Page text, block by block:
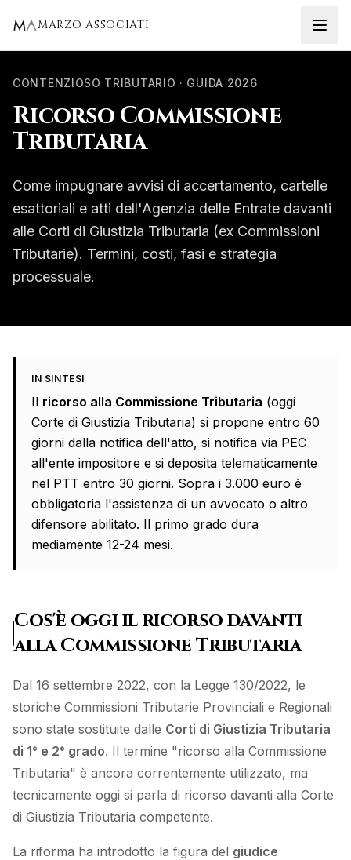
MARZO ASSOCIATI
Home Ricorso Commissione Tributaria
CONTENZIOSO TRIBUTARIO · GUIDA 2026
Ricorso Commissione
Tributaria
Come impugnare avvisi di accertamento, cartelle
esattoriali e atti dell'Agenzia delle Entrate davanti
alle Corti di Giustizia Tributaria (ex Commissioni
Tributarie). Termini, costi, fasi e strategia
processuale.
IN SINTESI
Il ricorso alla Commissione Tributaria (oggi
Corte di Giustizia Tributaria) si propone entro 60
giorni dalla notifica dell'atto, si notifica via PEC
all'ente impositore e si deposita telematicamente
nel PTT entro 30 giorni. Sopra i 3.000 euro è
obbligatoria l'assistenza di un avvocato o altro
difensore abilitato. Il primo grado dura
mediamente 12-24 mesi.
Cos'è oggi il ricorso davanti
alla Commissione Tributaria
Dal 16 settembre 2022, con la Legge 130/2022, le
storiche Commissioni Tributarie Provinciali e Regionali
sono state sostituite dalle Corti di Giustizia Tributaria
di 1° e 2° grado. Il termine "ricorso alla Commissione
Tributaria" è ancora correntemente utilizzato, ma
tecnicamente oggi si parla di ricorso davanti alla Corte
di Giustizia Tributaria competente.
La riforma ha introdotto la figura del giudice